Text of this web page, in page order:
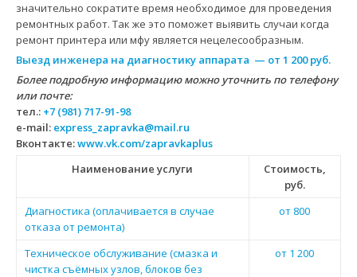
значительно сократите время необходимое для проведения
ремонтных работ. Так же это поможет выявить случаи когда
ремонт принтера или мфу является нецелесообразным.
Выезд инженера на диагностику аппарата — от 1 200 руб.
Более подробную информацию можно уточнить по телефону
или почте:
тел.: +7 (981) 717-91-98
e-mail: express_zapravka@mail.ru
Вконтакте:www.vk.com/zapravkaplus
Наименование услуги
Стоимость,
руб.
Диагностика (оплачивается в случае
отказа от ремонта)
от 800
Техническое обслуживание (смазка и
чистка съёмных узлов, блоков без
от 1 200